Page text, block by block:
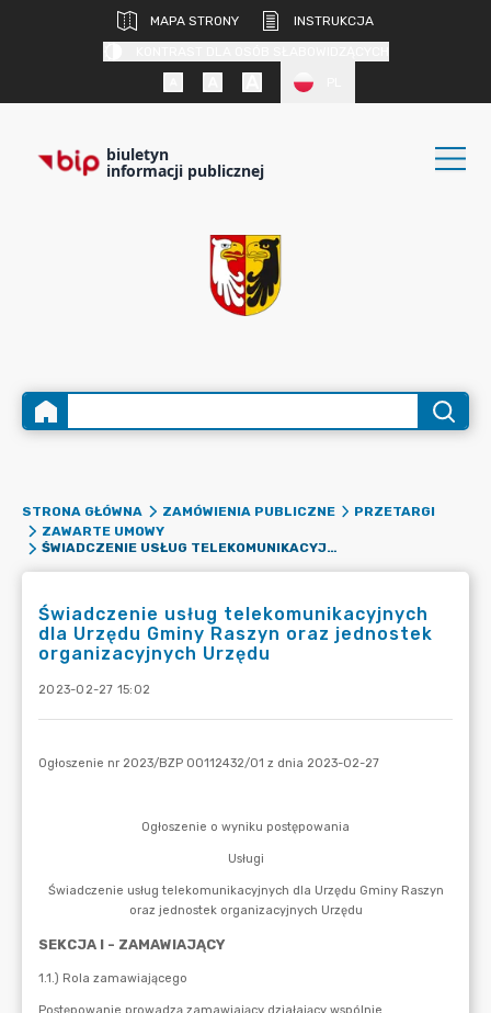
MAPA STRONY
INSTRUKCJA
biuletyn
informacji publicznej
STRONA GŁÓWNA ZAMÓWIENIA PUBLICZNE
PRZETARGI
ZAWARTE UMOWY
ŚWIADCZENIE USŁUG TELEKOMUNIKACYJNYCH DLA URZĘDU GMINY RASZYN ORAZ JEDNOSTEK ORGANIZACYJNYCH URZĘDU
Świadczenie usług telekomunikacyjnych
dla Urzędu Gminy Raszyn oraz jednostek
organizacyjnych Urzędu
2023-02-27 15:02